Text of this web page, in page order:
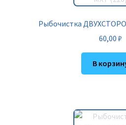
Рыбочистка
60,00 ₽
В